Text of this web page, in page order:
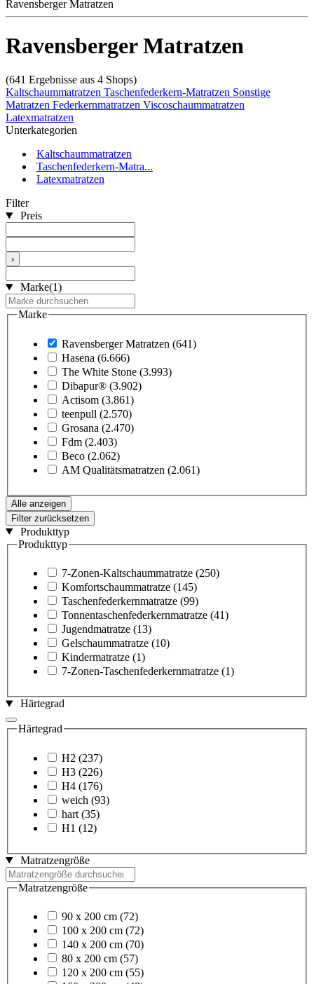
Ravensberger Matratzen
Ravensberger Matratzen
(641 Ergebnisse aus 4 Shops)
Kaltschaummatratzen Taschenfederkern-Matratzen Sonstige
Matratzen Federkernmatratzen Viscoschaummatratzen
Latexmatratzen
Unterkategorien
Kaltschaummatratzen
Taschenfederkern-Matra...
Latexmatratzen
Filter
Preis
›
Marke(1)
Marke
Ravensberger Matratzen (641)
Hasena (6.666)
The White Stone (3.993)
Dibapur® (3.902)
Actisom (3.861)
teenpull (2.570)
Grosana (2.470)
Fdm (2.403)
Beco (2.062)
AM Qualitätsmatratzen (2.061)
Alle anzeigen
Filter zurücksetzen
Produkttyp
Produkttyp
7-Zonen-Kaltschaummatratze (250)
Komfortschaummatratze (145)
Taschenfederkernmatratze (99)
Tonnentaschenfederkernmatratze (41)
Jugendmatratze (13)
Gelschaummatratze (10)
Kindermatratze (1)
7-Zonen-Taschenfederkernmatratze (1)
Härtegrad
Härtegrad
H2 (237)
H3 (226)
H4 (176)
weich (93)
hart (35)
H1 (12)
Matratzengröße
Matratzengröße
90 x 200 cm (72)
100 x 200 cm (72)
140 x 200 cm (70)
80 x 200 cm (57)
120 x 200 cm (55)